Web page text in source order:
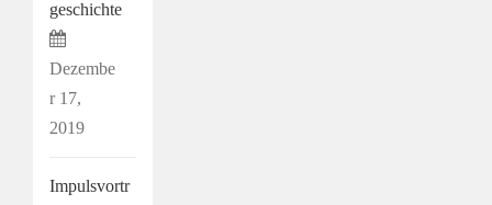
geschichte
Dezembe
r 17,
2019
Impulsvortr